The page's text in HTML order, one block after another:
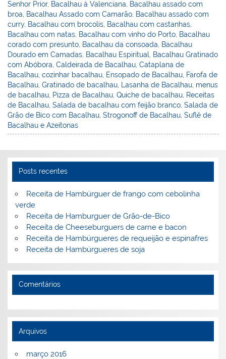
st dI
n
b
o
o
k
o
M
ai
l
Senhor Prior, Bacalhau à Valenciana
Bacalhau assado com
broa
Bacalhau Assado com Camarão Bacalhau assado com
curry, Bacalhau com brocolis Bacalhau com castanhas
Bacalhau com natas Bacalhau com vinho do Porto Bacalhau
corado com presunto Bacalhau da consoada
Bacalhau
Dourado em Camadas Bacalhau Espiritual
Bacalhau Gratinado
com Abóbora ,Caldeirada de Bacalhau ,Cataplana de
Bacalhau ,cozinhar bacalhau Ensopado de Bacalhau Farofa de
Bacalhau ,Gratinado de bacalhau Lasanha de Bacalhau menus
de bacalhau Pizza de Bacalhau ,Quiche de bacalhau Receitas
de Bacalhau ,Salada de bacalhau com feijão branco ,Salada de
Grão de Bico com Bacalhau ,Strogonoff de Bacalhau ,Suflê de
Bacalhau e Azeitonas
Posts recentes
Receita de Hambúrguer de frango com cebolinha
verde
Receita de Hamburguer de Grão-de-Bico
Receita de Cheeseburguers de carne e bacon
Receita de Hambúrgueres de requeijão e espinafres
Receita de Hambúrgueres de soja
Comentários
Arquivos
março 2016